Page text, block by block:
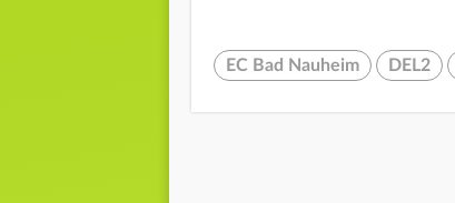
EC Bad Nauheim DEL2